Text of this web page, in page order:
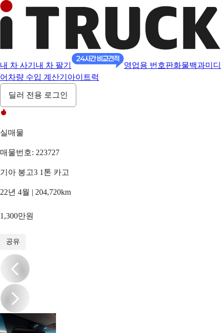
내 차 사기 내 차 팔기 영업용 번호판화물백과미디
어 차량 수입 계산기 아이트럭
딜러 전용 로그인
실매물
매물번호: 223727
기아 봉고3 1톤 카고
22년 4월 | 204,720km
1,300만원
공유
/19